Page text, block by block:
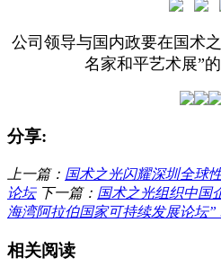
公司领导与国内政要在国术
名家和平艺术展”
分享:
上一篇： 国术之光闪耀深圳全球
论坛 下一篇： 国术之光组织中国
海湾阿拉伯国家可持续发展论坛”
相关阅读